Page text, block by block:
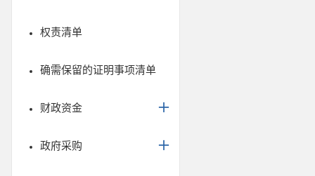
权责清单
确需保留的证明事项清单
财政资金
政府采购